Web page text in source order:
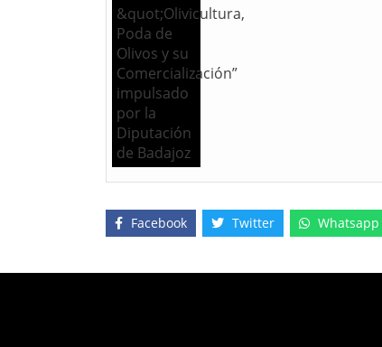
Facebook Twitter Whatsapp